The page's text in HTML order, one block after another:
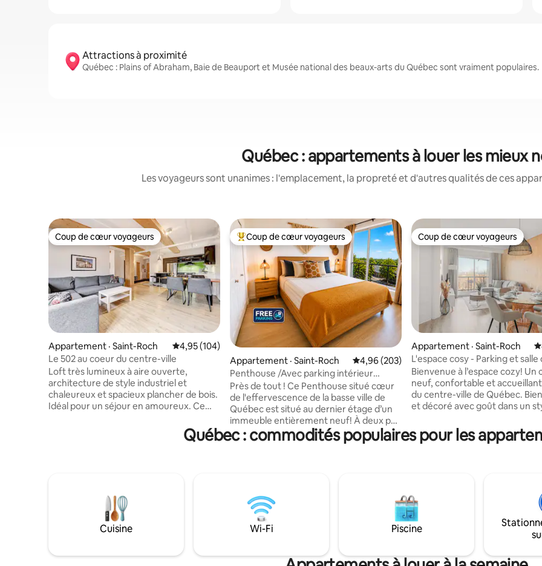
Attractions à proximité
Québec : Plains of Abraham, Baie de Beauport et Musée national des beaux-arts du Québec sont vraiment populaires.
Québec : appartements à louer les mieux
Les voyageurs sont unanimes : l'emplacement, la propreté et d'autres qualités de ces
Coup de cœur voyageurs
Coup de cœur voyageurs
Appartement · Saint-Roch Note moyenne de 4,95 sur 5, 104 commentaires
4,95 (104)
Le 502 au coeur du centre-ville
Loft très lumineux à aire ouverte,
architecture de style industriel et
chaleureux et spacieux plancher de bois.
Idéal pour un séjour en amoureux. Ce
l’équipement nécessaire pour un séjour
thé, tisanes, huile d'olive, épices et
accessoires de cuisine à votre portée.
Coup de cœur voyageurs parmi les plus aimés
Coup de cœur voyageurs
Appartement · Saint-Roch Note moyenne de 4,96 sur 5, 203
4,96 (203)
Penthouse /Avec parking intérieur
GRATUIT/Centre-ville
Près de tout ! Ce Penthouse situé cœur
de l'effervescence de la basse ville de
Québec est situé au dernier étage d’un
immeuble entièrement neuf! À deux pas
du Vieux-Québec et des plaines
d’Abraham, le Central vous offre du luxe,
d’entraînement ainsi qu’un balcon privé
avec une vue imprenable sur la ville de
Québec et des Laurentides! citq:298200
Coup de cœur voyageurs
Coup de cœur voyageurs
Appartement · Saint-Roch
L'espace cosy - Parking et
Bienvenue à l’espace cozy! Un
neuf, confortable et
du centre-ville de Québec. Bien équipé
et décoré avec goût dans un
nécessaire pour un séjour
digne de l’hôtel. L’espace cozy
le plus rapide Et bien sûr, des hôtes
Québec : commodités populaires pour les
Cuisine Wi-Fi Piscine